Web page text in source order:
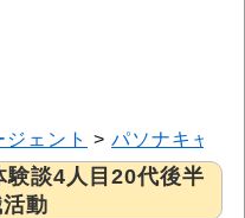
ェント > パソナキャリ
験談4人目20代後半
動